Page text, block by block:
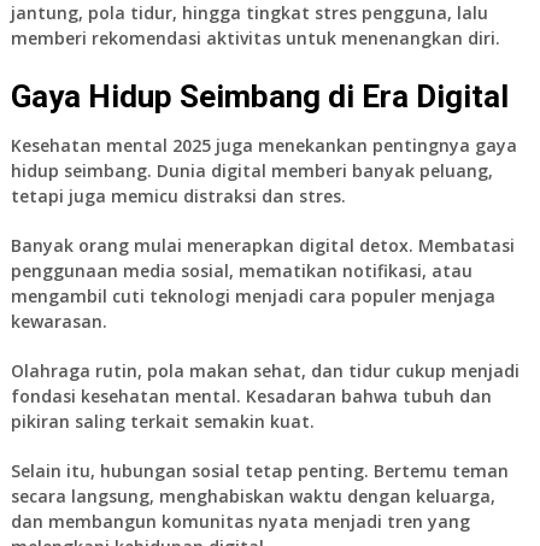
jantung, pola tidur, hingga tingkat stres pengguna, lalu
memberi rekomendasi aktivitas untuk menenangkan diri.
Gaya Hidup Seimbang di Era Digital
Kesehatan mental 2025 juga menekankan pentingnya gaya
hidup seimbang. Dunia digital memberi banyak peluang,
tetapi juga memicu distraksi dan stres.
Banyak orang mulai menerapkan digital detox. Membatasi
penggunaan media sosial, mematikan notifikasi, atau
mengambil cuti teknologi menjadi cara populer menjaga
kewarasan.
Olahraga rutin, pola makan sehat, dan tidur cukup menjadi
fondasi kesehatan mental. Kesadaran bahwa tubuh dan
pikiran saling terkait semakin kuat.
Selain itu, hubungan sosial tetap penting. Bertemu teman
secara langsung, menghabiskan waktu dengan keluarga,
dan membangun komunitas nyata menjadi tren yang